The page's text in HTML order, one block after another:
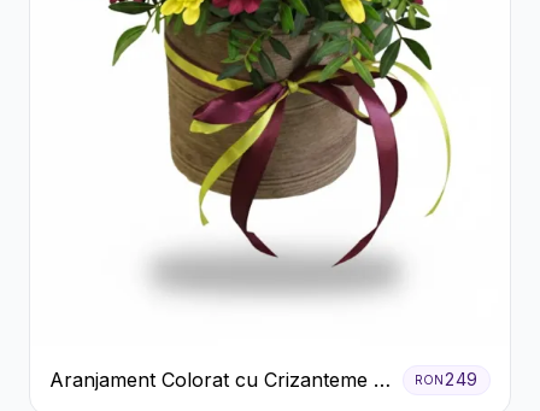
Aranjament Colorat cu Crizanteme în
RON249